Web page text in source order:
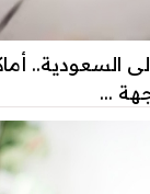
السعودية..
...